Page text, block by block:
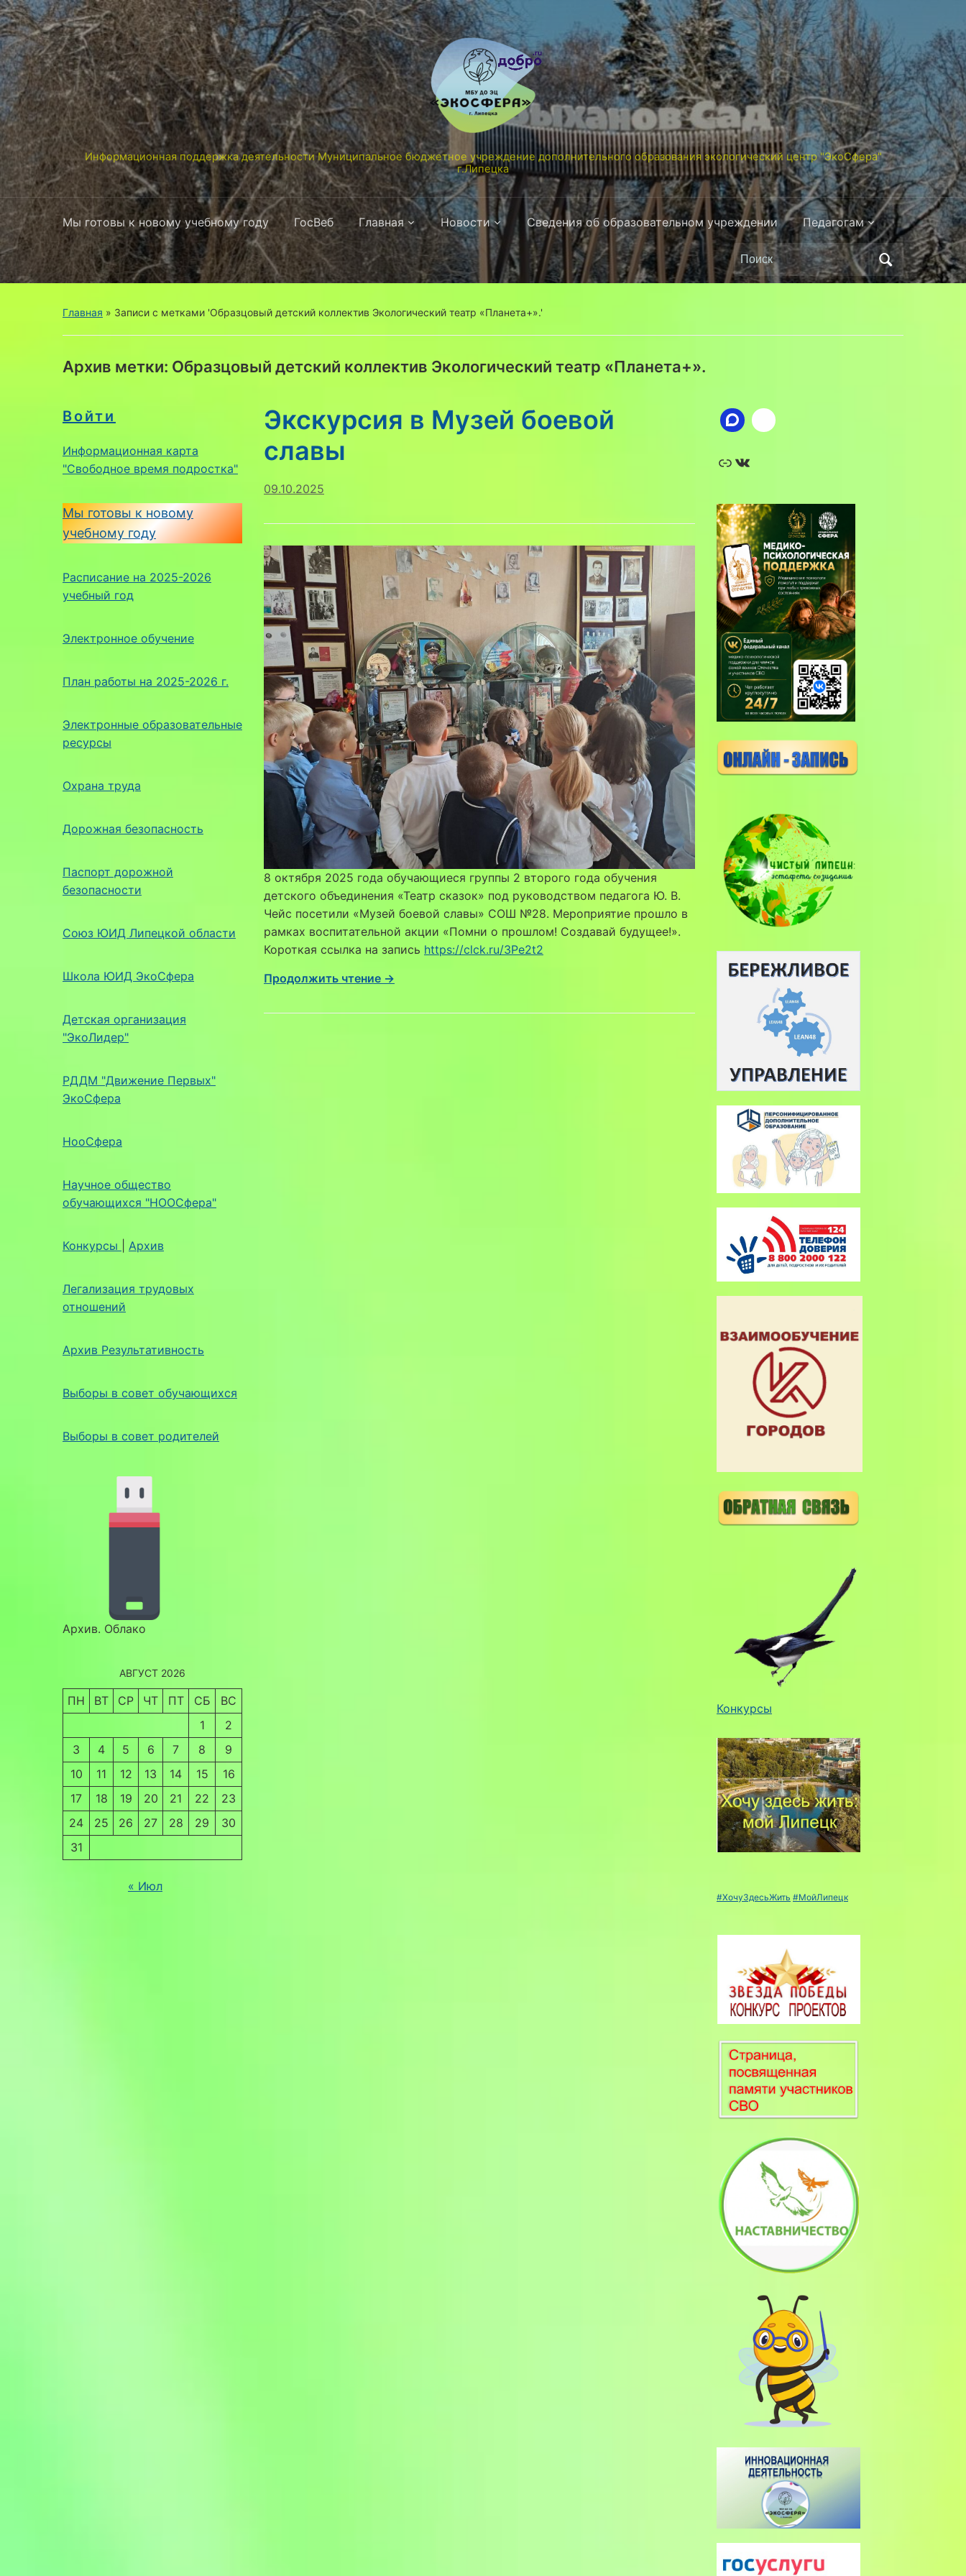
Информационная поддержка деятельности Муниципальное бюджетное учреждение дополнительного образования экологический центр "ЭкоСфера"
г.Липецка
Мы готовы к новому учебному году ГосВеб Главная Новости Сведения об образовательном учреждении Педагогам
Поиск
по:
Главная » Записи с метками 'Образцовый детский коллектив Экологический театр «Планета+».'
Архив метки: Образцовый детский коллектив Экологический театр «Планета+».
Войти
Информационная карта
"Свободное время подростка"
Мы готовы к новому
учебному году
Расписание на 2025-2026
учебный год
Электронное обучение
План работы на 2025-2026 г.
Электронные образовательные
ресурсы
Охрана труда
Дорожная безопасность
Паспорт дорожной
безопасности
Союз ЮИД Липецкой области
Школа ЮИД ЭкоСфера
Детская организация
"ЭкоЛидер"
РДДМ "Движение Первых"
ЭкоСфера
НооСфера
Научное общество
обучающихся "НООСфера"
Конкурсы Архив
Легализация трудовых
отношений
Архив Результативность
Выборы в совет обучающихся
Выборы в совет родителей
Архив. Облако
АВГУСТ 2026
ПН ВТ СР ЧТ ПТ СБ
ВС
1
2
3
4 5 6 7 8
9
10
11 12 13 14 15
16
17
18 19 20 21 22
23
24
25 26 27 28 29
30
31
« Июл
Экскурсия в Музей боевой
славы
09.10.2025
8 октября 2025 года обучающиеся группы 2 второго года обучения
детского объединения «Театр сказок» под руководством педагога Ю. В.
Чейс посетили «Музей боевой славы» СОШ №28. Мероприятие прошло в
рамках воспитательной акции «Помни о прошлом! Создавай будущее!».
Короткая ссылка на запись https://clck.ru/3Pe2t2
Продолжить чтение →
Ссылка
Конкурсы
#ХочуЗдесьЖить #МойЛипецк